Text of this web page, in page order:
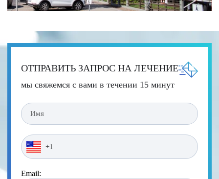
ОТПРАВИТЬ ЗАПРОС НА ЛЕЧЕНИЕ
мы свяжемся с вами в течении 15 минут
Email: